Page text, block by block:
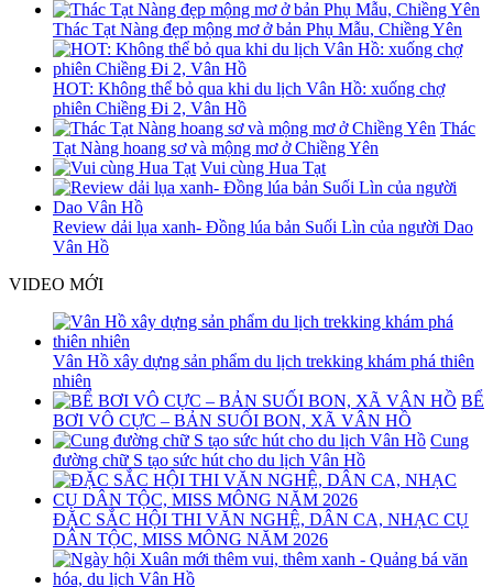
Thác Tạt Nàng đẹp mộng mơ ở bản Phụ Mẫu, Chiềng Yên
HOT: Không thể bỏ qua khi du lịch Vân Hồ: xuống chợ
phiên Chiềng Đi 2, Vân Hồ
Thác
Tạt Nàng hoang sơ và mộng mơ ở Chiềng Yên
Vui cùng Hua Tạt
Review dải lụa xanh- Đồng lúa bản Suối Lìn của người Dao
Vân Hồ
VIDEO MỚI
Vân Hồ xây dựng sản phẩm du lịch trekking khám phá thiên
nhiên
BỂ
BƠI VÔ CỰC – BẢN SUỐI BON, XÃ VÂN HỒ
Cung
đường chữ S tạo sức hút cho du lịch Vân Hồ
ĐẶC SẮC HỘI THI VĂN NGHỆ, DÂN CA, NHẠC CỤ
DÂN TỘC, MISS MÔNG NĂM 2026